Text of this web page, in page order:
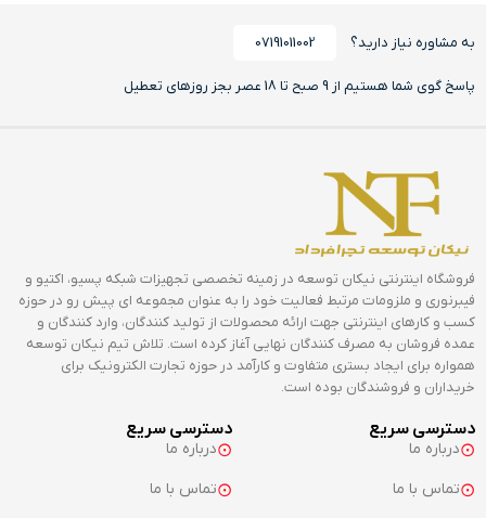
به مشاوره نیاز دارید؟ 07191011002
پاسخ گوی شما هستیم از 9 صبح تا 18 عصر بجز روزهای تعطیل
فروشگاه اینترنتی نیکان توسعه در زمینه تخصصی تجهیزات شبکه پسیو، اکتیو و
فیبرنوری و ملزومات مرتبط فعالیت خود را به عنوان مجموعه ای پیش رو در حوزه
کسب و کارهای اینترنتی جهت ارائه محصولات از تولید کنندگان، وارد کنندگان و
عمده فروشان به مصرف کنندگان نهایی آغاز کرده است. تلاش تیم نیکان توسعه
همواره برای ایجاد بستری متفاوت و کارآمد در حوزه تجارت الکترونیک برای
خریداران و فروشندگان بوده است.
دسترسی سریع
درباره ما
تماس با ما
دسترسی سریع
درباره ما
تماس با ما